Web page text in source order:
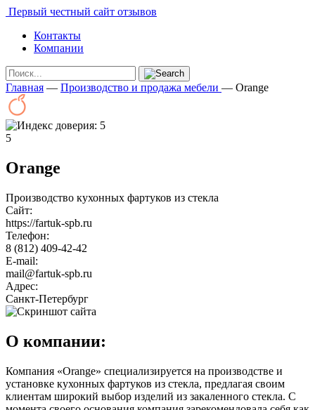
Первый честный сайт отзывов
Контакты
Компании
Главная — Производство и продажа мебели — Orange
5
Orange
Производство кухонных фартуков из стекла
Сайт:
https://fartuk-spb.ru
Телефон:
8 (812) 409-42-42
E-mail:
mail@fartuk-spb.ru
Адрес:
Санкт-Петербург
О компании:
Компания «Orange» специализируется на производстве и
установке кухонных фартуков из стекла, предлагая своим
клиентам широкий выбор изделий из закаленного стекла. С